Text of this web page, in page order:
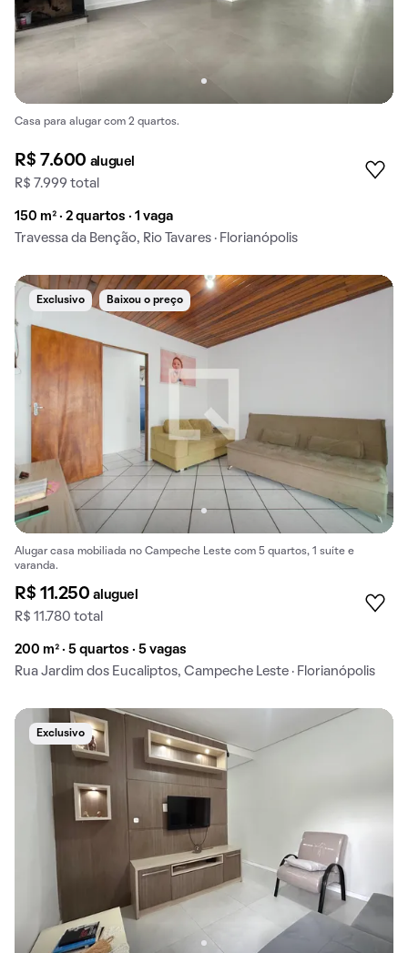
Casa para alugar com 2 quartos.
R$ 7.600 aluguel
R$ 7.999 total
150 m² · 2 quartos · 1 vaga
Travessa da Benção, Rio Tavares · Florianópolis
Exclusivo Baixou o preço
Alugar casa mobiliada no Campeche Leste com 5 quartos, 1 suíte e
varanda.
R$ 11.250aluguel
R$ 11.780 total
200 m² · 5 quartos · 5 vagas
Rua Jardim dos Eucaliptos, Campeche Leste · Florianópolis
Exclusivo